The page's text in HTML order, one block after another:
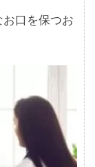
口を保つお